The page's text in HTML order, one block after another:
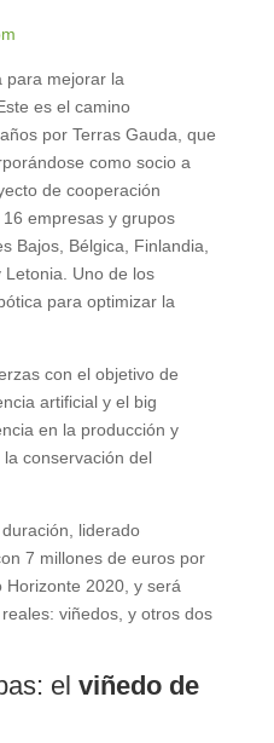
para mejorar la
es el camino
por Terras Gauda, que
como socio a
de cooperación
empresas y grupos
Bajos, Bélgica, Finlandia,
Uno de los
para optimizar la
con el objetivo de
artificial y el big
en la producción y
conservación del
liderado
7 millones de euros por
2020, y será
viñedos, y otros dos
el viñedo de